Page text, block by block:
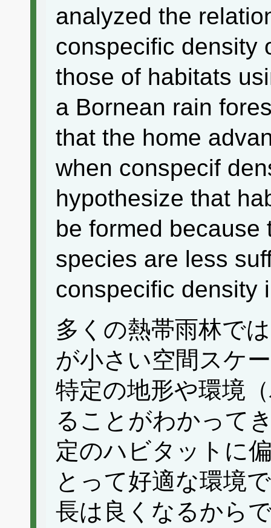
analyzed the
conspecific density
those of habitats
a Bornean rain
that the home
when conspecif
hypothesize that
be formed because
species are less
conspecific density
多くの熱帯雨林で
が小さい空間スケ
特定の地形や環境
ることがわかって
定のハビタットに
とって好適な環境
長は良くなるから